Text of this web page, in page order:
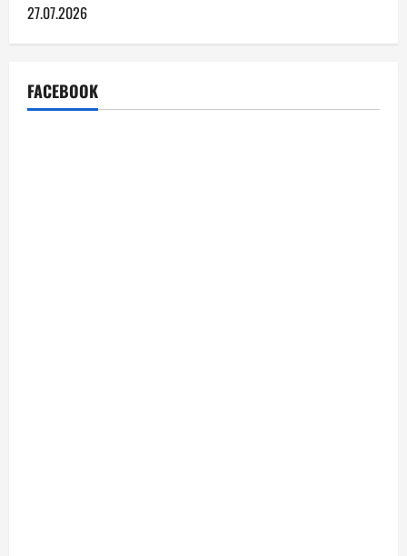
27.07.2026
FACEBOOK